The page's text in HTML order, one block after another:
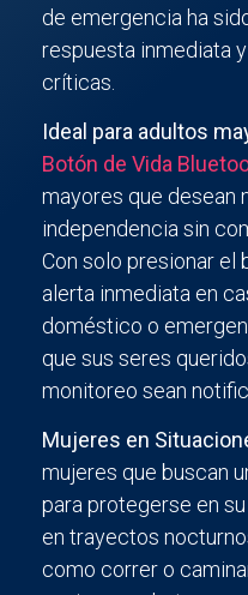
de emergencia ha
respuesta inmediata
críticas.
Ideal para adultos
Botón de Vida
mayores que desean
independencia sin
Con solo presionar el
alerta inmediata en
doméstico o
que sus seres
monitoreo sean
Mujeres en
mujeres que buscan
para protegerse en
en trayectos
como correr o